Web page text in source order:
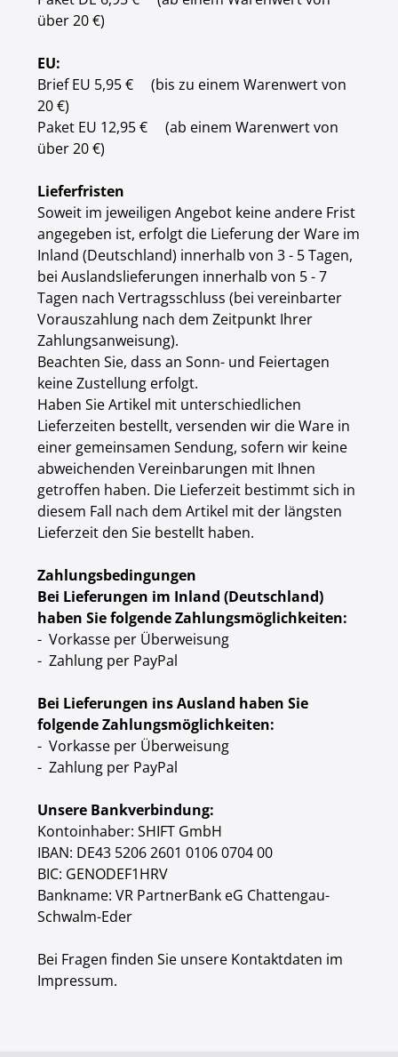
über 20 €)
EU:
Brief EU 5,95 €
(bis zu einem Warenwert von
20 €)
Paket EU 12,95 €
(ab einem Warenwert von
über 20 €)
Lieferfristen
Soweit im jeweiligen Angebot keine andere Frist
angegeben ist, erfolgt die Lieferung der Ware im
Inland (Deutschland) innerhalb von 3 - 5 Tagen,
bei Auslandslieferungen innerhalb von 5 - 7
Tagen nach Vertragsschluss (bei vereinbarter
Vorauszahlung nach dem Zeitpunkt Ihrer
Zahlungsanweisung).
Beachten Sie, dass an Sonn- und Feiertagen
keine Zustellung erfolgt.
Haben Sie Artikel mit unterschiedlichen
Lieferzeiten bestellt, versenden wir die Ware in
einer gemeinsamen Sendung, sofern wir keine
abweichenden Vereinbarungen mit Ihnen
getroffen haben. Die Lieferzeit bestimmt sich in
diesem Fall nach dem Artikel mit der längsten
Lieferzeit den Sie bestellt haben.
Zahlungsbedingungen
Bei Lieferungen im Inland (Deutschland)
haben Sie folgende Zahlungsmöglichkeiten:
- Vorkasse per Überweisung
- Zahlung per PayPal
Bei Lieferungen ins Ausland haben Sie
folgende Zahlungsmöglichkeiten:
- Vorkasse per Überweisung
- Zahlung per PayPal
Unsere Bankverbindung:
Kontoinhaber: SHIFT GmbH
IBAN: DE43 5206 2601 0106 0704 00
BIC: GENODEF1HRV
Bankname: VR PartnerBank eG Chattengau-
Schwalm-Eder
Bei Fragen finden Sie unsere Kontaktdaten im
Impressum.